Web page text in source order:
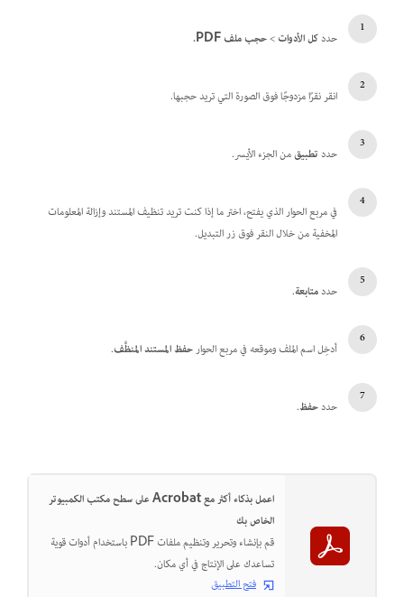
حددكل الأدوات>حجب ملف PDF.
انقر نقرًا مزدوجًا فوق الصورة التي تريد حجبها.
حددتطبيقمن الجزء الأيسر.
في مربع الحوار الذي يفتح، اختر ما إذا كنت تريد تنظيف المستند وإزالة المعلومات
المخفية من خلال النقر فوق زر التبديل.
حددمتابعة.
أدخِل اسم الملف وموقعه في مربع الحوارحفظ المستند المنظَّف.
حددحفظ.
اعمل بذكاء أكثر مع Acrobat على سطح مكتب الكمبيوتر
الخاص بك
قم بإنشاء وتحرير وتنظيم ملفات PDF باستخدام أدوات قوية
تساعدك على الإنتاج في أي مكان.
فتح التطبيق